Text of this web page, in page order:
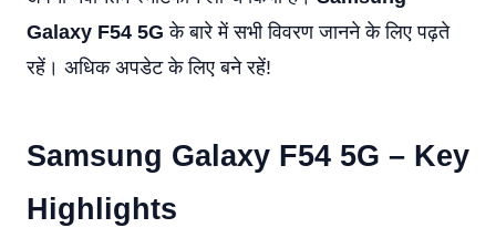
Galaxy F54 5G के बारे में सभी विवरण जानने के लिए पढ़ते
रहें। अधिक अपडेट के लिए बने रहें!
Samsung Galaxy F54 5G – Key
Highlights